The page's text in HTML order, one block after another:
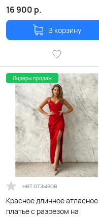
16 900 р.
В корзину
Лидеры продаж
нет отзывов
Красное длинное атласное
платье с разрезом на